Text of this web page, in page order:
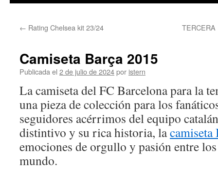
contenido
← Rating Chelsea kit 23/24 TERCERA
Camiseta Barça 2015
Publicada el 2 de julio de 2024por istern
La camiseta del FC Barcelona para la
una pieza de colección para los
seguidores acérrimos del equipo
distintivo y su rica historia, lacamiseta
emociones de orgullo y pasión entre
mundo.